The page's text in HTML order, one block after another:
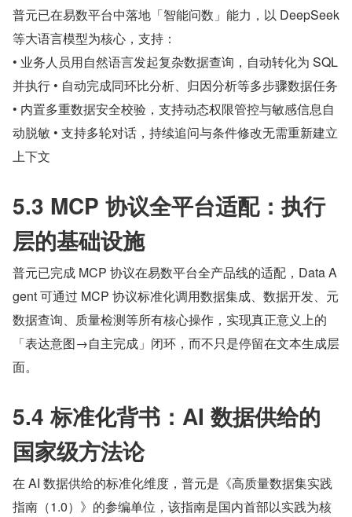
普元已在易数平台中落地「智能问数」能力，以 DeepSeek
等大语言模型为核心，支持：
• 业务人员用自然语言发起复杂数据查询，自动转化为 SQL
并执行 • 自动完成同环比分析、归因分析等多步骤数据任务
• 内置多重数据安全校验，支持动态权限管控与敏感信息自
动脱敏 • 支持多轮对话，持续追问与条件修改无需重新建立
上下文
5.3 MCP 协议全平台适配：执行
层的基础设施
普元已完成 MCP 协议在易数平台全产品线的适配，Data A
gent 可通过 MCP 协议标准化调用数据集成、数据开发、元
数据查询、质量检测等所有核心操作，实现真正意义上的
「表达意图→自主完成」闭环，而不只是停留在文本生成层
面。
5.4 标准化背书：AI 数据供给的
国家级方法论
在 AI 数据供给的标准化维度，普元是《高质量数据集实践
指南（1.0）》的参编单位，该指南是国内首部以实践为核